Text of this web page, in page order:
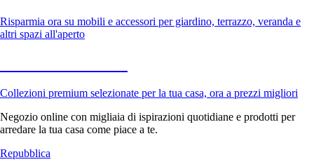
Risparmia ora su mobili e accessori per giardino, terrazzo, veranda e
altri spazi all'aperto
Collezioni premium selezionate per la tua casa, ora a prezzi migliori
Negozio online con migliaia di ispirazioni quotidiane e prodotti per
arredare la tua casa come piace a te.
Repubblica